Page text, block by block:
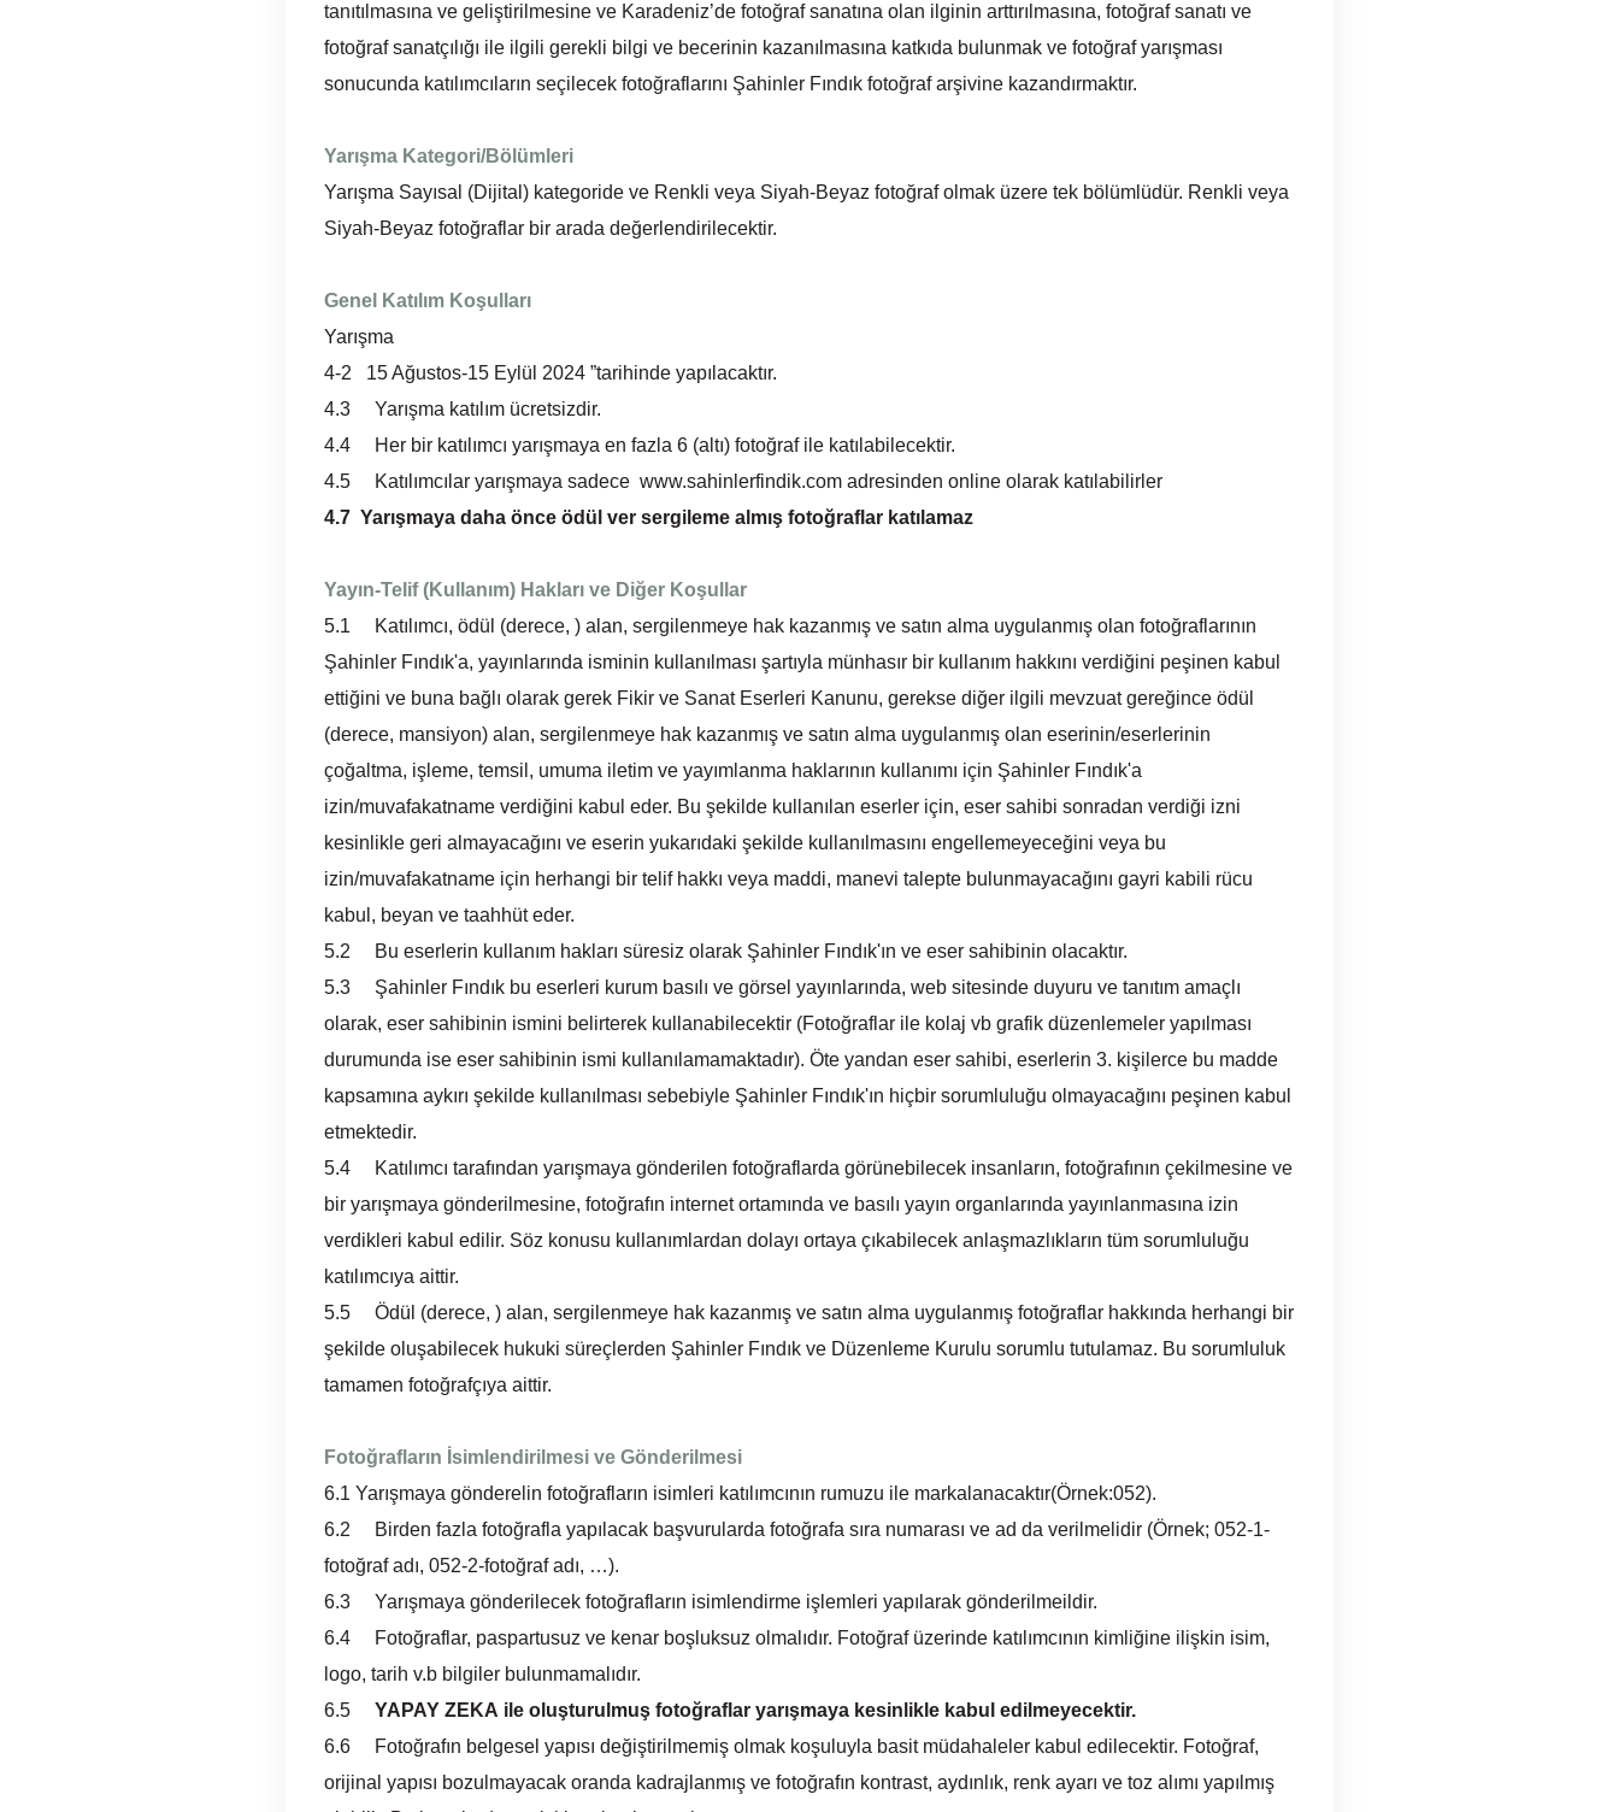
tanıtılmasına ve geliştirilmesine ve Karadeniz’de fotoğraf sanatına olan ilginin arttırılmasına, fotoğraf sanatı ve
fotoğraf sanatçılığı ile ilgili gerekli bilgi ve becerinin kazanılmasına katkıda bulunmak ve fotoğraf yarışması
sonucunda katılımcıların seçilecek fotoğraflarını Şahinler Fındık fotoğraf arşivine kazandırmaktır.
Yarışma Kategori/Bölümleri
Yarışma Sayısal (Dijital) kategoride ve Renkli veya Siyah-Beyaz fotoğraf olmak üzere tek bölümlüdür. Renkli veya
Siyah-Beyaz fotoğraflar bir arada değerlendirilecektir.
Genel Katılım Koşulları
Yarışma
4-2 15 Ağustos-15 Eylül 2024 ”tarihinde yapılacaktır.
4.3 Yarışma katılım ücretsizdir.
4.4 Her bir katılımcı yarışmaya en fazla 6 (altı) fotoğraf ile katılabilecektir.
4.5 Katılımcılar yarışmaya sadece www.sahinlerfindik.com adresinden online olarak katılabilirler
4.7 Yarışmaya daha önce ödül ver sergileme almış fotoğraflar katılamaz
Yayın-Telif (Kullanım) Hakları ve Diğer Koşullar
5.1 Katılımcı, ödül (derece, ) alan, sergilenmeye hak kazanmış ve satın alma uygulanmış olan fotoğraflarının
Şahinler Fındık'a, yayınlarında isminin kullanılması şartıyla münhasır bir kullanım hakkını verdiğini peşinen kabul
ettiğini ve buna bağlı olarak gerek Fikir ve Sanat Eserleri Kanunu, gerekse diğer ilgili mevzuat gereğince ödül
(derece, mansiyon) alan, sergilenmeye hak kazanmış ve satın alma uygulanmış olan eserinin/eserlerinin
çoğaltma, işleme, temsil, umuma iletim ve yayımlanma haklarının kullanımı için Şahinler Fındık'a
izin/muvafakatname verdiğini kabul eder. Bu şekilde kullanılan eserler için, eser sahibi sonradan verdiği izni
kesinlikle geri almayacağını ve eserin yukarıdaki şekilde kullanılmasını engellemeyeceğini veya bu
izin/muvafakatname için herhangi bir telif hakkı veya maddi, manevi talepte bulunmayacağını gayri kabili rücu
kabul, beyan ve taahhüt eder.
5.2 Bu eserlerin kullanım hakları süresiz olarak Şahinler Fındık'ın ve eser sahibinin olacaktır.
5.3 Şahinler Fındık bu eserleri kurum basılı ve görsel yayınlarında, web sitesinde duyuru ve tanıtım amaçlı
olarak, eser sahibinin ismini belirterek kullanabilecektir (Fotoğraflar ile kolaj vb grafik düzenlemeler yapılması
durumunda ise eser sahibinin ismi kullanılamamaktadır). Öte yandan eser sahibi, eserlerin 3. kişilerce bu madde
kapsamına aykırı şekilde kullanılması sebebiyle Şahinler Fındık'ın hiçbir sorumluluğu olmayacağını peşinen kabul
etmektedir.
5.4 Katılımcı tarafından yarışmaya gönderilen fotoğraflarda görünebilecek insanların, fotoğrafının çekilmesine ve
bir yarışmaya gönderilmesine, fotoğrafın internet ortamında ve basılı yayın organlarında yayınlanmasına izin
verdikleri kabul edilir. Söz konusu kullanımlardan dolayı ortaya çıkabilecek anlaşmazlıkların tüm sorumluluğu
katılımcıya aittir.
5.5 Ödül (derece, ) alan, sergilenmeye hak kazanmış ve satın alma uygulanmış fotoğraflar hakkında herhangi bir
şekilde oluşabilecek hukuki süreçlerden Şahinler Fındık ve Düzenleme Kurulu sorumlu tutulamaz. Bu sorumluluk
tamamen fotoğrafçıya aittir.
Fotoğrafların İsimlendirilmesi ve Gönderilmesi
6.1 Yarışmaya gönderelin fotoğrafların isimleri katılımcının rumuzu ile markalanacaktır(Örnek:052).
6.2 Birden fazla fotoğrafla yapılacak başvurularda fotoğrafa sıra numarası ve ad da verilmelidir (Örnek; 052-1-
fotoğraf adı, 052-2-fotoğraf adı, …).
6.3 Yarışmaya gönderilecek fotoğrafların isimlendirme işlemleri yapılarak gönderilmeildir.
6.4 Fotoğraflar, paspartusuz ve kenar boşluksuz olmalıdır. Fotoğraf üzerinde katılımcının kimliğine ilişkin isim,
logo, tarih v.b bilgiler bulunmamalıdır.
6.5 YAPAY ZEKA ile oluşturulmuş fotoğraflar yarışmaya kesinlikle kabul edilmeyecektir.
6.6 Fotoğrafın belgesel yapısı değiştirilmemiş olmak koşuluyla basit müdahaleler kabul edilecektir. Fotoğraf,
orijinal yapısı bozulmayacak oranda kadrajlanmış ve fotoğrafın kontrast, aydınlık, renk ayarı ve toz alımı yapılmış